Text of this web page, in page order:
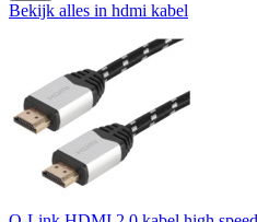
Bekijk alles in hdmi kabel